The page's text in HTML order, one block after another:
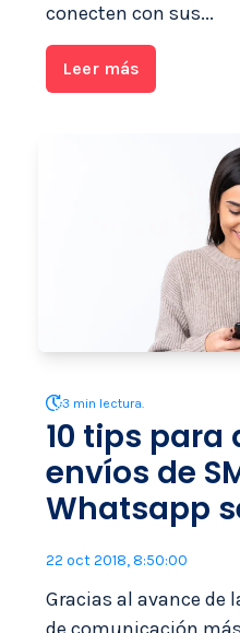
conecten con sus...
Leer más
3 min lectura.
10 tips para
envíos de
Whatsapp
22 oct 2018, 8:50:00
Gracias al avance de